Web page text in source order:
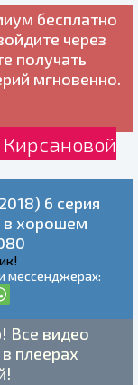
бесплатно
через
получать
мгновенно.
6 серия
в хорошем
мессенджерах:
Все видео
плеерах